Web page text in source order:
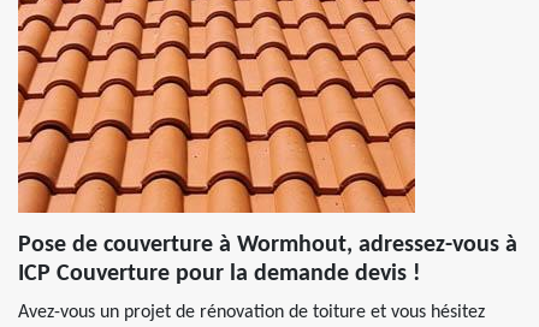
Pose de couverture à Wormhout, adressez-vous à
ICP Couverture pour la demande devis !
Avez-vous un projet de rénovation de toiture et vous hésitez